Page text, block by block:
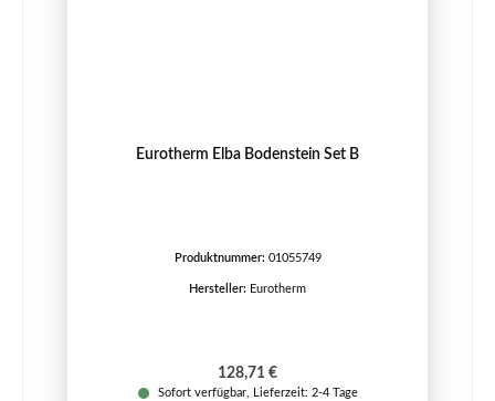
Eurotherm Elba Bodenstein Set B
Produktnummer: 01055749
Hersteller: Eurotherm
Regulärer Preis:
128,71 €
Sofort verfügbar, Lieferzeit: 2-4 Tage